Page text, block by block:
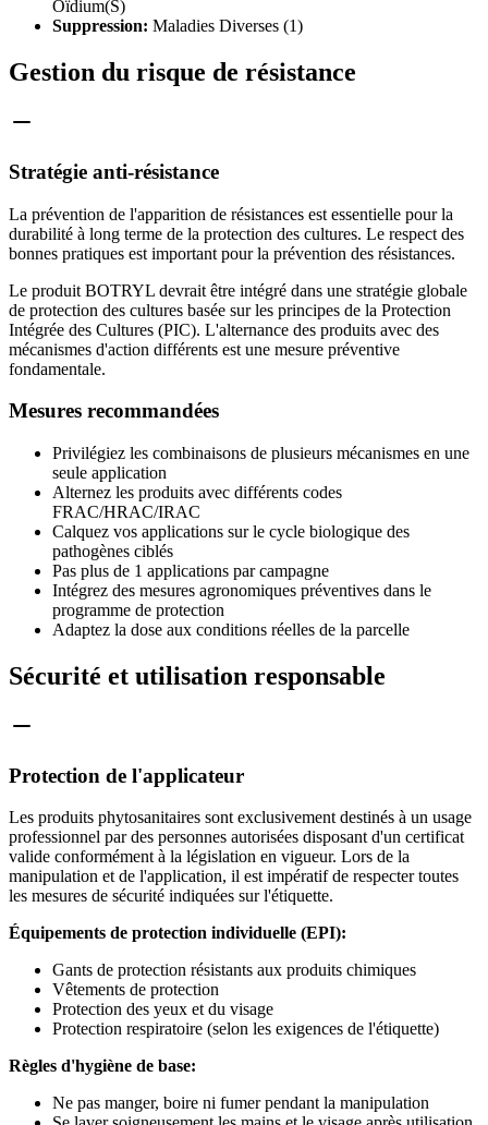
Oïdium(S)
Suppression: Maladies Diverses (1)
Gestion du risque de résistance
Stratégie anti-résistance
La prévention de l'apparition de résistances est essentielle pour la
durabilité à long terme de la protection des cultures. Le respect des
bonnes pratiques est important pour la prévention des résistances.
Le produit BOTRYL devrait être intégré dans une stratégie globale
de protection des cultures basée sur les principes de la Protection
Intégrée des Cultures (PIC). L'alternance des produits avec des
mécanismes d'action différents est une mesure préventive
fondamentale.
Mesures recommandées
Privilégiez les combinaisons de plusieurs mécanismes en une
seule application
Alternez les produits avec différents codes
FRAC/HRAC/IRAC
Calquez vos applications sur le cycle biologique des
pathogènes ciblés
Pas plus de 1 applications par campagne
Intégrez des mesures agronomiques préventives dans le
programme de protection
Adaptez la dose aux conditions réelles de la parcelle
Sécurité et utilisation responsable
Protection de l'applicateur
Les produits phytosanitaires sont exclusivement destinés à un usage
professionnel par des personnes autorisées disposant d'un certificat
valide conformément à la législation en vigueur. Lors de la
manipulation et de l'application, il est impératif de respecter toutes
les mesures de sécurité indiquées sur l'étiquette.
Équipements de protection individuelle (EPI):
Gants de protection résistants aux produits chimiques
Vêtements de protection
Protection des yeux et du visage
Protection respiratoire (selon les exigences de l'étiquette)
Règles d'hygiène de base:
Ne pas manger, boire ni fumer pendant la manipulation